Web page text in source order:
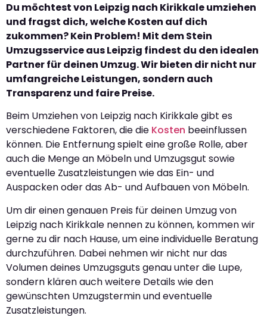
Du möchtest von Leipzig nach Kirikkale umziehen
und fragst dich, welche Kosten auf dich
zukommen? Kein Problem! Mit dem Stein
Umzugsservice aus Leipzig findest du den idealen
Partner für deinen Umzug. Wir bieten dir nicht nur
umfangreiche Leistungen, sondern auch
Transparenz und faire Preise.
Beim Umziehen von Leipzig nach Kirikkale gibt es
verschiedene Faktoren, die die Kosten beeinflussen
können. Die Entfernung spielt eine große Rolle, aber
auch die Menge an Möbeln und Umzugsgut sowie
eventuelle Zusatzleistungen wie das Ein- und
Auspacken oder das Ab- und Aufbauen von Möbeln.
Um dir einen genauen Preis für deinen Umzug von
Leipzig nach Kirikkale nennen zu können, kommen wir
gerne zu dir nach Hause, um eine individuelle Beratung
durchzuführen. Dabei nehmen wir nicht nur das
Volumen deines Umzugsguts genau unter die Lupe,
sondern klären auch weitere Details wie den
gewünschten Umzugstermin und eventuelle
Zusatzleistungen.